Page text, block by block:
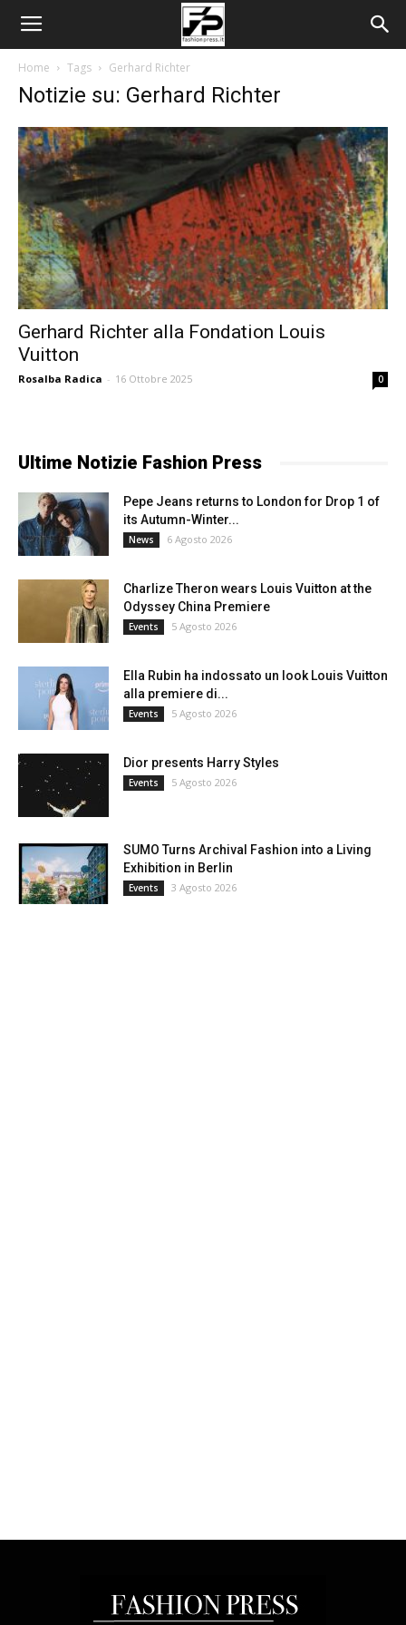
Home Tags Gerhard Richter
Notizie su: Gerhard Richter
Gerhard Richter alla Fondation Louis
Vuitton
Rosalba Radica - 16 Ottobre 2025 0
Ultime Notizie Fashion Press
Pepe Jeans returns to London for Drop 1 of
its Autumn-Winter...
News 6 Agosto 2026
Charlize Theron wears Louis Vuitton at the
Odyssey China Premiere
Events 5 Agosto 2026
Ella Rubin ha indossato un look Louis Vuitton
alla premiere di...
Events 5 Agosto 2026
Dior presents Harry Styles
Events 5 Agosto 2026
SUMO Turns Archival Fashion into a Living
Exhibition in Berlin
Events 3 Agosto 2026